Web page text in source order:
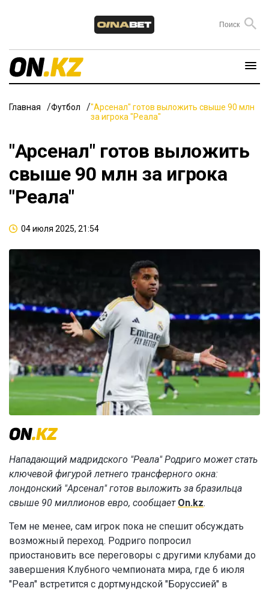
Главная Футбол
"Арсенал" готов выложить свыше 90 млн
за игрока "Реала"
"Арсенал" готов выложить
свыше 90 млн за игрока
"Реала"
04 июля 2025, 21:54
Нападающий мадридского "Реала" Родриго может стать
ключевой фигурой летнего трансферного окна:
лондонский "Арсенал" готов выложить за бразильца
свыше 90 миллионов евро, сообщает On.kz.
Тем не менее, сам игрок пока не спешит обсуждать
возможный переход. Родриго попросил
приостановить все переговоры с другими клубами до
завершения Клубного чемпионата мира, где 6 июля
"Реал" встретится с дортмундской "Боруссией" в